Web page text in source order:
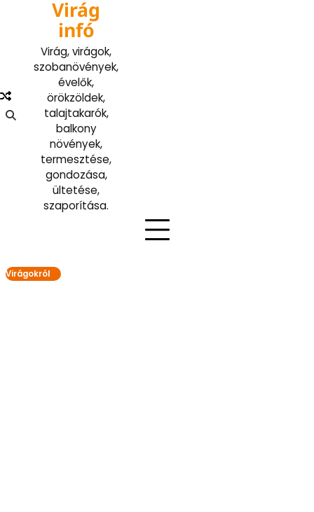
Virág
infó
Virág, virágok,
szobanövények,
évelők,
örökzöldek,
talajtakarók,
balkony
növények,
termesztése,
gondozása,
ültetése,
szaporítása.
Virágokról